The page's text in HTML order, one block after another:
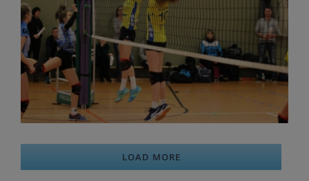
LOAD MORE